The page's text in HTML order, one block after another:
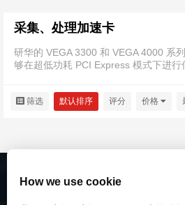
采集、处理加速卡
研华的 VEGA 3300 和 VEGA 4000 系
够在超低功耗 PCI Express 模式下进行
筛选 默认排序 评分 价格
How we use cookie